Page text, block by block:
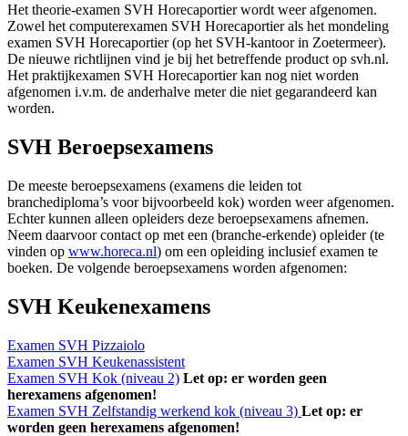
Het theorie-examen SVH Horecaportier wordt weer afgenomen.
Zowel het computerexamen SVH Horecaportier als het mondeling
examen SVH Horecaportier (op het SVH-kantoor in Zoetermeer).
De nieuwe richtlijnen vind je bij het betreffende product op svh.nl.
Het praktijkexamen SVH Horecaportier kan nog niet worden
afgenomen i.v.m. de anderhalve meter die niet gegarandeerd kan
worden.
SVH Beroepsexamens
De meeste beroepsexamens (examens die leiden tot
branchediploma’s voor bijvoorbeeld kok) worden weer afgenomen.
Echter kunnen alleen opleiders deze beroepsexamens afnemen.
Neem daarvoor contact op met een (branche-erkende) opleider (te
vinden op www.horeca.nl) om een opleiding inclusief examen te
boeken. De volgende beroepsexamens worden afgenomen:
SVH Keukenexamens
Examen SVH Pizzaiolo
Examen SVH Keukenassistent
Examen SVH Kok (niveau 2) Let op: er worden geen
herexamens afgenomen!
Examen SVH Zelfstandig werkend kok (niveau 3) Let op: er
worden geen herexamens afgenomen!